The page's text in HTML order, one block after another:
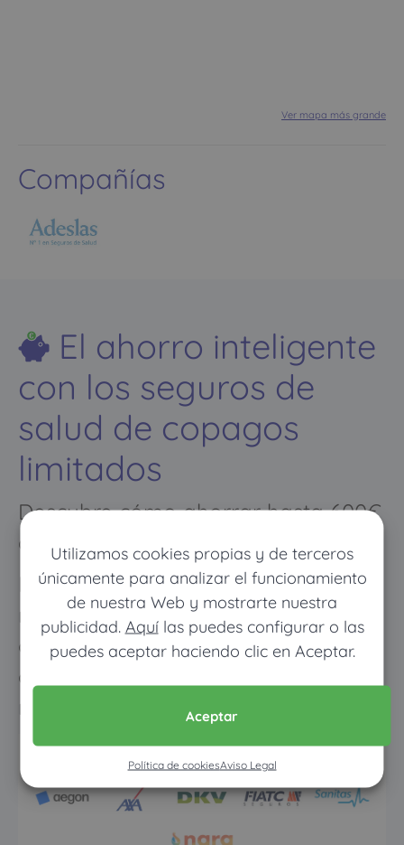
Utilizamos cookies propias y de terceros
únicamente para analizar el funcionamiento
de nuestra Web y mostrarte nuestra
publicidad. Aquílas puedes configurar o las
puedes aceptar haciendo clic en Aceptar.
Aceptar
Política de cookiesAviso Legal
Ver mapa más grande
Compañías
El ahorro inteligente
con los seguros de
salud de copagos
limitados
Descubre cómo ahorrar hasta 600€
al año en tu seguro de salud
Los meses que vayas poco al
médico pagarás muy poco, y
cuando vayas mucho pagarás
como con un seguro médico
normal